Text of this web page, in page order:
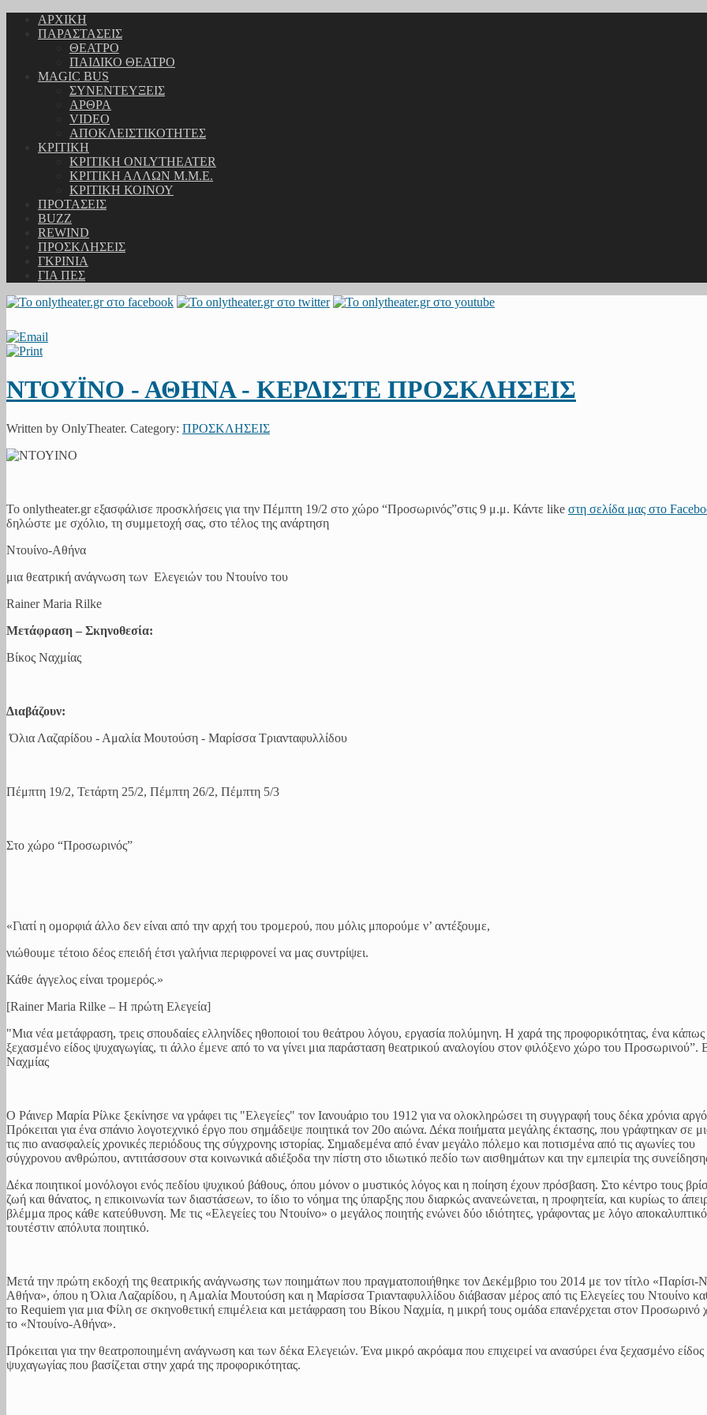
ΑΡΧΙΚΗ
ΠΑΡΑΣΤΑΣΕΙΣ
ΘΕΑΤΡΟ
ΠΑΙΔΙΚΟ ΘΕΑΤΡΟ
MAGIC BUS
ΣΥΝΕΝΤΕΥΞΕΙΣ
ΑΡΘΡΑ
VIDEO
ΑΠΟΚΛΕΙΣΤΙΚΟΤΗΤΕΣ
ΚΡΙΤΙΚΗ
ΚΡΙΤΙΚΗ ONLYTHEATER
ΚΡΙΤΙΚΗ ΑΛΛΩΝ Μ.Μ.Ε.
ΚΡΙΤΙΚΗ ΚΟΙΝΟΥ
ΠΡΟΤΑΣΕΙΣ
BUZZ
REWIND
ΠΡΟΣΚΛΗΣΕΙΣ
ΓΚΡΙΝΙΑ
ΓΙΑ ΠΕΣ
ΝΤΟΥΪΝΟ - ΑΘΗΝΑ - ΚΕΡΔΙΣΤΕ ΠΡΟΣΚΛΗΣΕΙΣ
Written by OnlyTheater. Category: ΠΡΟΣΚΛΗΣΕΙΣ
Το onlytheater.gr εξασφάλισε προσκλήσεις για την Πέμπτη 19/2 στο χώρο “Προσωρινός”στις 9 μ.μ. Κάντε like στη σελίδα μας στο
δηλώστε με σχόλιο, τη συμμετοχή σας, στο τέλος της ανάρτηση
Ντουίνο-Αθήνα
μια θεατρική ανάγνωση των Ελεγειών του Ντουίνο του
Rainer Maria Rilke
Μετάφραση – Σκηνοθεσία:
Βίκος Ναχμίας
Διαβάζουν:
Όλια Λαζαρίδου - Αμαλία Μουτούση - Μαρίσσα Τριανταφυλλίδου
Πέμπτη 19/2, Τετάρτη 25/2, Πέμπτη 26/2, Πέμπτη 5/3
Στο χώρο “Προσωρινός”
«Γιατί η ομορφιά άλλο δεν είναι από την αρχή του τρομερού, που μόλις μπορούμε ν’ αντέξουμε,
νιώθουμε τέτοιο δέος επειδή έτσι γαλήνια περιφρονεί να μας συντρίψει.
Κάθε άγγελος είναι τρομερός.»
[Rainer Maria Rilke – Η πρώτη Ελεγεία]
"Μια νέα μετάφραση, τρεις σπουδαίες ελληνίδες ηθοποιοί του θεάτρου λόγου, εργασία πολύμηνη. Η χαρά της προφορικότητας, ένα κάπως
ξεχασμένο είδος ψυχαγωγίας, τι άλλο έμενε από το να γίνει μια παράσταση θεατρικού αναλογίου στον φιλόξενο χώρο του Προσωρινού”.
Ναχμίας
Ο Ράινερ Μαρία Ρίλκε ξεκίνησε να γράφει τις "Ελεγείες" τον Ιανουάριο του 1912 για να ολοκληρώσει τη συγγραφή τους δέκα χρόνια
Πρόκειται για ένα σπάνιο λογοτεχνικό έργο που σημάδεψε ποιητικά τον 20ο αιώνα. Δέκα ποιήματα μεγάλης έκτασης, που γράφτηκαν σε
τις πιο ανασφαλείς χρονικές περιόδους της σύγχρονης ιστορίας. Σημαδεμένα από έναν μεγάλο πόλεμο και ποτισμένα από τις αγωνίες του
σύγχρονου ανθρώπου, αντιτάσσουν στα κοινωνικά αδιέξοδα την πίστη στο ιδιωτικό πεδίο των αισθημάτων και την εμπειρία της
Δέκα ποιητικοί μονόλογοι ενός πεδίου ψυχικού βάθους, όπου μόνον ο μυστικός λόγος και η ποίηση έχουν πρόσβαση. Στο κέντρο τους
ζωή και θάνατος, η επικοινωνία των διαστάσεων, το ίδιο το νόημα της ύπαρξης που διαρκώς ανανεώνεται, η προφητεία, και κυρίως το
βλέμμα προς κάθε κατεύθυνση. Με τις «Ελεγείες του Ντουίνο» ο μεγάλος ποιητής ενώνει δύο ιδιότητες, γράφοντας με λόγο
τουτέστιν απόλυτα ποιητικό.
Μετά την πρώτη εκδοχή της θεατρικής ανάγνωσης των ποιημάτων που πραγματοποιήθηκε τον Δεκέμβριο του 2014 με τον τίτλο «Παρίσι-
Αθήνα», όπου η Όλια Λαζαρίδου, η Αμαλία Μουτούση και η Μαρίσσα Τριανταφυλλίδου διάβασαν μέρος από τις Ελεγείες του Ντουίνο
το Requiem για μια Φίλη σε σκηνοθετική επιμέλεια και μετάφραση του Βίκου Ναχμία, η μικρή τους ομάδα επανέρχεται στον Προσωρινό
το «Ντουίνο-Αθήνα».
Πρόκειται για την θεατροποιημένη ανάγνωση και των δέκα Ελεγειών. Ένα μικρό ακρόαμα που επιχειρεί να ανασύρει ένα ξεχασμένο είδος
ψυχαγωγίας που βασίζεται στην χαρά της προφορικότητας.